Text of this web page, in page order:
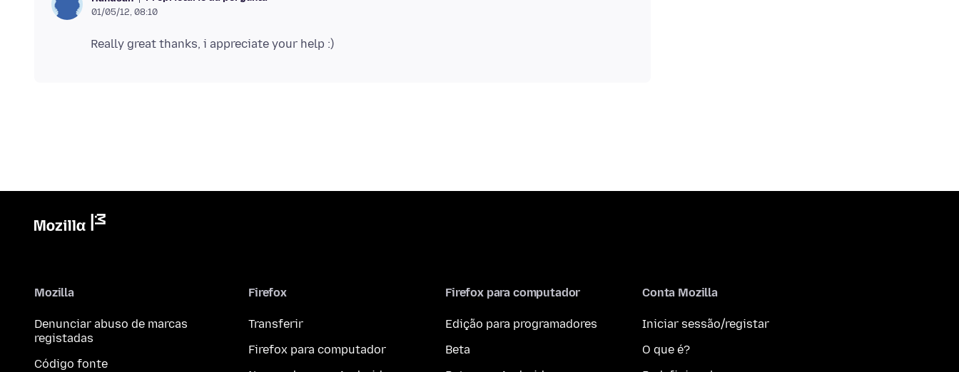
01/05/12, 08:10
Mozilla
Denunciar abuso de marcas
registadas
Código fonte
Firefox
Transferir
Firefox para computador
Firefox para computador
Edição para programadores
Beta
Conta Mozilla
Iniciar sessão/registar
O que é?